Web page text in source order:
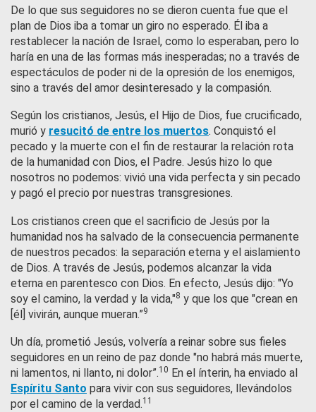
De lo que sus seguidores no se dieron cuenta fue que el
plan de Dios iba a tomar un giro no esperado. Él iba a
restablecer la nación de Israel, como lo esperaban, pero lo
haría en una de las formas más inesperadas; no a través de
espectáculos de poder ni de la opresión de los enemigos,
sino a través del amor desinteresado y la compasión.
Según los cristianos, Jesús, el Hijo de Dios, fue crucificado,
murió y resucitó de entre los muertos. Conquistó el
pecado y la muerte con el fin de restaurar la relación rota
de la humanidad con Dios, el Padre. Jesús hizo lo que
nosotros no podemos: vivió una vida perfecta y sin pecado
y pagó el precio por nuestras transgresiones.
Los cristianos creen que el sacrificio de Jesús por la
humanidad nos ha salvado de la consecuencia permanente
de nuestros pecados: la separación eterna y el aislamiento
de Dios. A través de Jesús, podemos alcanzar la vida
eterna en parentesco con Dios. En efecto, Jesús dijo: "Yo
soy el camino, la verdad y la vida,"8 y que los que "crean en
[él] vivirán, aunque mueran.”9
Un día, prometió Jesús, volvería a reinar sobre sus fieles
seguidores en un reino de paz donde "no habrá más muerte,
ni lamentos, ni llanto, ni dolor”.10 En el ínterin, ha enviado al
Espíritu Santo para vivir con sus seguidores, llevándolos
por el camino de la verdad.11